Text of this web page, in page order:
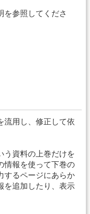
を参照してくださ
流用し、修正して依
う資料の上巻だけを
情報を使って下巻の
するページにあらか
を追加したり、表示